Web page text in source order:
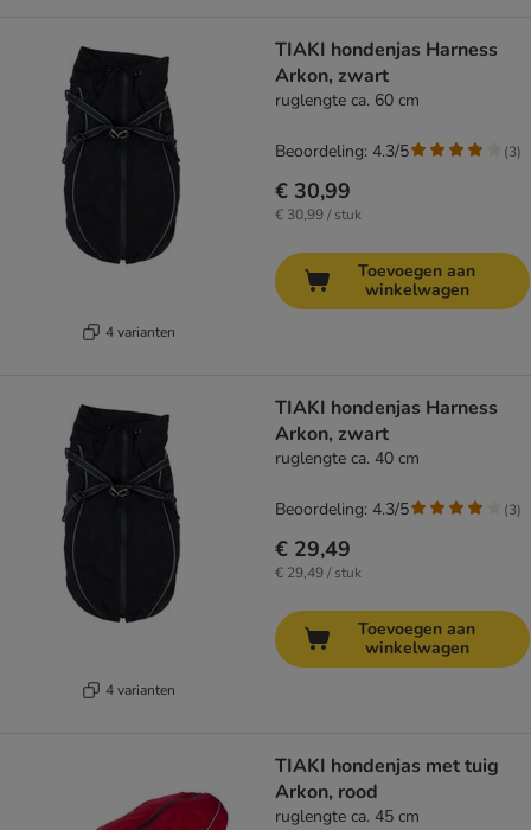
4 varianten
TIAKI hondenjas Harness
Arkon, zwart
ruglengte ca. 60 cm
€ 30,99
€ 30,99 / stuk
Beoordeling: 4.3/5 (3)
Toevoegen aan
winkelwagen
4 varianten
TIAKI hondenjas Harness
Arkon, zwart
ruglengte ca. 40 cm
€ 29,49
€ 29,49 / stuk
Beoordeling: 4.3/5 (3)
Toevoegen aan
winkelwagen
TIAKI hondenjas met tuig
Arkon, rood
ruglengte ca. 45 cm